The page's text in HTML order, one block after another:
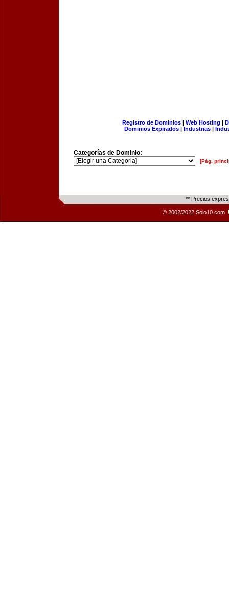
Registro de Dominios| Web Hosting |
Dominios Expirados | Industrias |
Categorías de Dominio:
[Pág.
** Precios
© 2002/2022 Solo10.com